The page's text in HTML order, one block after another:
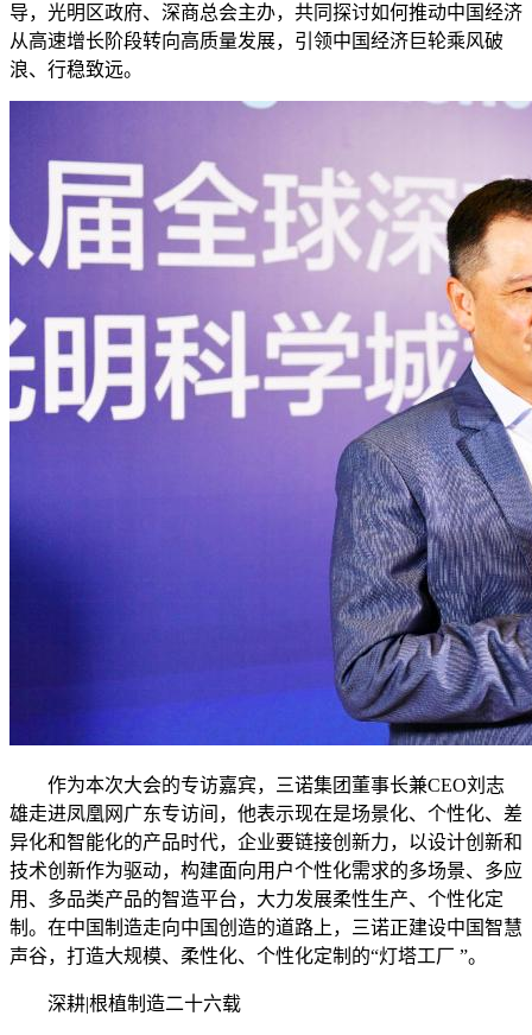
导，光明区政府、深商总会主办，共同探讨如何推动中国经济
从高速增长阶段转向高质量发展，引领中国经济巨轮乘风破
浪、行稳致远。
作为本次大会的专访嘉宾，三诺集团董事长兼CEO刘志
雄走进凤凰网广东专访间，他表示现在是场景化、个性化、差
异化和智能化的产品时代，企业要链接创新力，以设计创新和
技术创新作为驱动，构建面向用户个性化需求的多场景、多应
用、多品类产品的智造平台，大力发展柔性生产、个性化定
制。在中国制造走向中国创造的道路上，三诺正建设中国智慧
声谷，打造大规模、柔性化、个性化定制的“灯塔工厂 ”。
深耕|根植制造二十六载